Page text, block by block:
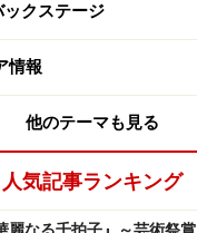
クステージ
情報
他のテーマも見る
人気記事ランキング